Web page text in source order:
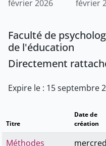
février 2026
février
Faculté de
de l'éducation
Directement
Expire le : 15 septembre
Titre
Date de
création
Méthodes